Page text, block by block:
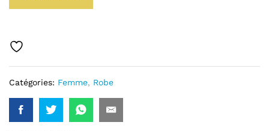
Catégories: Femme, Robe